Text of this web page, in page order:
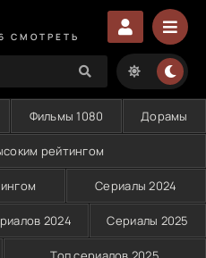
СМОТРЕТЬ
Фильмы 1080 Дорамы
рейтингом
Сериалы 2024
2024 Сериалы 2025